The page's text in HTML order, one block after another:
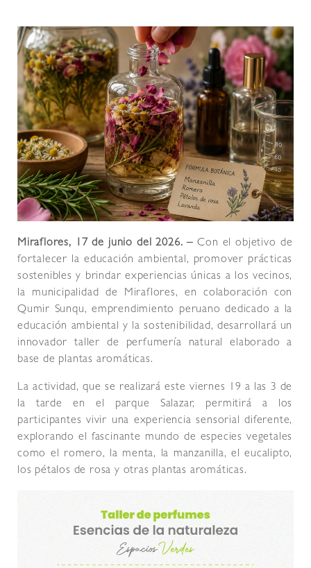
Miraflores, 17 de junio del 2026. – Con el objetivo de
fortalecer la educación ambiental, promover prácticas
sostenibles y brindar experiencias únicas a los vecinos,
la municipalidad de Miraflores, en colaboración con
Qumir Sunqu, emprendimiento peruano dedicado a la
educación ambiental y la sostenibilidad, desarrollará un
innovador taller de perfumería natural elaborado a
base de plantas aromáticas.
La actividad, que se realizará este viernes 19 a las 3 de
la tarde en el parque Salazar, permitirá a los
participantes vivir una experiencia sensorial diferente,
explorando el fascinante mundo de especies vegetales
como el romero, la menta, la manzanilla, el eucalipto,
los pétalos de rosa y otras plantas aromáticas.